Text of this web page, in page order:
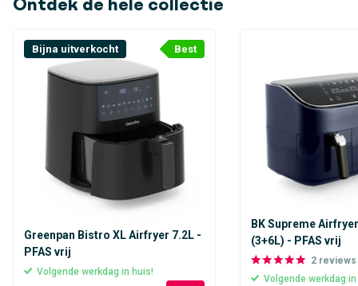
Afmetingen: 44.1 x 43.8 x 22.2cm (H x B x D)
Lengte aansluitkabel: 120cm
Ontdek de hele collectie
Bijna uitverkocht Best
Greenpan Bistro XL Airfryer 7.2L -
PFAS vrij
Volgende werkdag in huis!
BK Supreme
(3+6L) - PFAS vrij
2 reviews
Volgende werkdag